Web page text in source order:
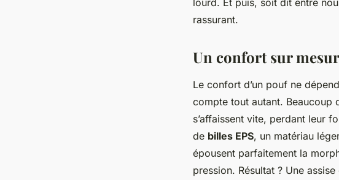
rassurant.
Un confort sur
Le confort d’un pouf ne
compte tout autant. Beaucoup
s’affaissent vite, perdant leur
de billes EPS, un matériau
épousent parfaitement la
pression. Résultat ? Une